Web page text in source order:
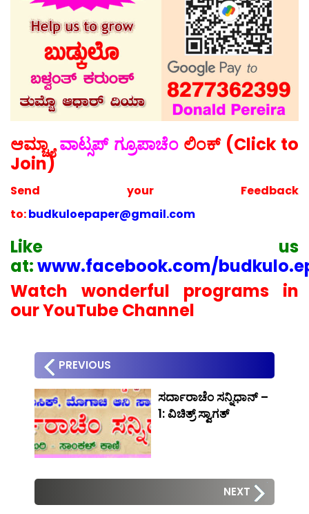
ಆಮ್ಚ್ಯಾವಾಟ್ಸಪ್ ಗ್ರೂಪಾಚೆಂಲಿಂಕ್ (Click to
Join)
Send your Feedback
to:budkuloepaper@gmail.com
Like us
at:www.facebook.com/
Watch wonderful programs in
our YouTube Channel
PREVIOUS
ಸರ್ದಾರಾಚೆಂ ಸನ್ನಿಧಾನ್ –
1: ವಿಚಿತ್ರ್ ಸ್ವಾಗತ್
NEXT